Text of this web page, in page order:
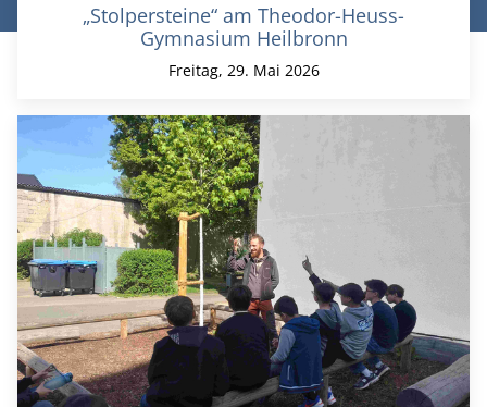
„Stolpersteine“ am Theodor-Heuss-
Gymnasium Heilbronn
Freitag, 29. Mai 2026